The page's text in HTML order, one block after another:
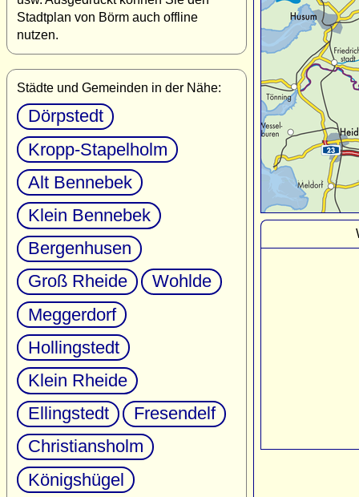
Stadtplan von Börm auch offline
nutzen.
Städte und Gemeinden in der Nähe:
Dörpstedt
Kropp-Stapelholm
Alt Bennebek
Klein Bennebek
Bergenhusen
Groß Rheide
Wohlde
Meggerdorf
Hollingstedt
Klein Rheide
Ellingstedt
Fresendelf
Christiansholm
Königshügel